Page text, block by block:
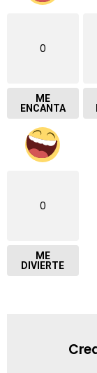
0
ME
ENCANTA
0
ME
DIVIERTE